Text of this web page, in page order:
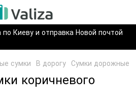
Киеву и отправка Новой почтой
сумки В дорогу Сумки дорожные
коричневого